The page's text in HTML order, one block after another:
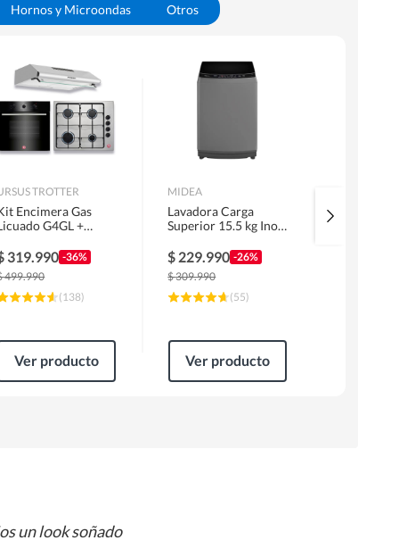
Hornos y Microondas Otros
TROTTER
Encimera Gas
G4GL +
Motor FF60IN +
EPC4NIG
319.990 -36%
499.990
(138)
Ver producto
MIDEA
Lavadora Carga
Superior 15.5 kg Inox
$ 229.990 -26%
$309.990
(55)
Ver producto
un look soñado